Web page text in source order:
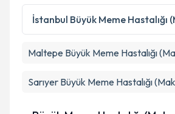
İstanbul Büyük Meme Hastalığı
Maltepe Büyük Meme Hastalığı
Sarıyer Büyük Meme Hastalığı